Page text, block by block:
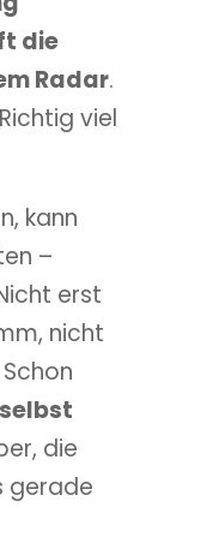
die
Radar.
viel
kann
–
erst
nicht
die
gerade